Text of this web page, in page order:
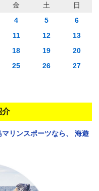
金 土
日
4 5
6
11 12
13
18 19
20
25 26
27
介
リンスポーツなら、
海遊